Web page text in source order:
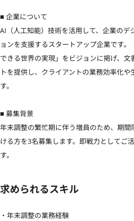
■ 企業について
AI（人工知能）技術を活用して、企業のデ
ョンを支援するスタートアップ企業です
できる世界の実現」をビジョンに掲げ、文
トを提供し、クライアントの業務効率化
す。
■ 募集背景
年末調整の繁忙期に伴う増員のため、期
ける方を3名募集します。即戦力としてご
す。
求められるスキル
・年末調整の業務経験